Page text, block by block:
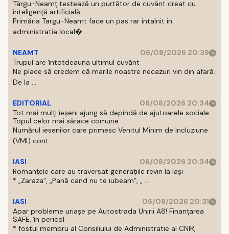
Târgu-Neamț testează un purtător de cuvânt creat cu
inteligență artificială
Primăria Targu-Neamt face un pas rar intalnit in
administratia local� ...
NEAMT
06/08/2026 20:39
Trupul are întotdeauna ultimul cuvânt
Ne place să credem că marile noastre necazuri vin din afară.
De la ...
EDITORIAL
06/08/2026 20:34
Tot mai mulți ieșeni ajung să depindă de ajutoarele sociale.
Topul celor mai sărace comune
Numărul iesenilor care primesc Venitul Minim de Incluziune
(VMI) cont ...
IASI
06/08/2026 20:34
Romanțele care au traversat generațiile revin la Iași
* „Zaraza”, „Pană cand nu te iubeam”, „ ...
IASI
06/08/2026 20:31
Apar probleme uriașe pe Autostrada Unirii A8! Finanțarea
SAFE, în pericol
* fostul membru al Consiliului de Administratie al CNIR,